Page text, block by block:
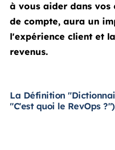
à vous aider dans
de compte, aura un
l'expérience client et
revenus.
La Définition
"C'est quoi le RevOps ?")